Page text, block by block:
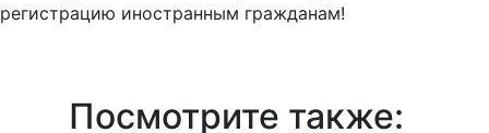
регистрацию иностранным гражданам!
Посмотрите также: